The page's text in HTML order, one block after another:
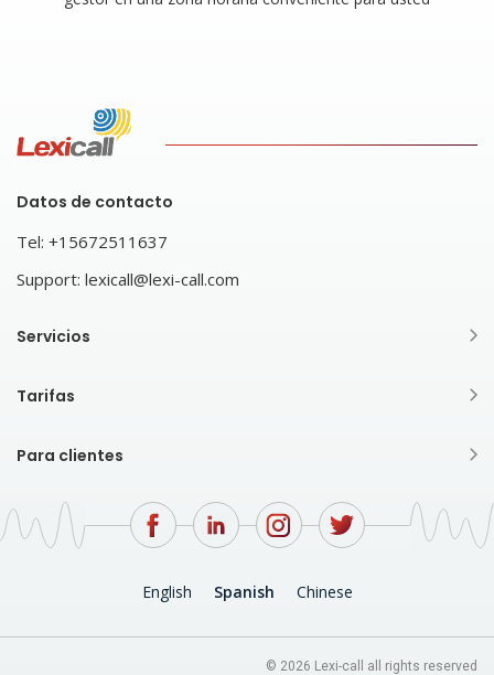
Datos de contacto
Tel: +15672511637
Support: lexicall@lexi-call.com
Servicios
Tarifas
Para clientes
English Spanish Chinese
© 2026 Lexi-call all rights reserved